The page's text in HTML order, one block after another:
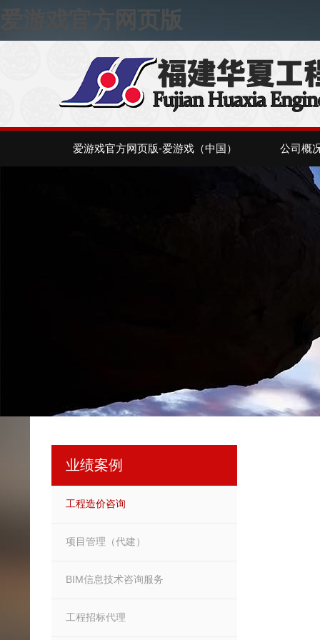
爱游戏官方网页版
爱游戏官方网页版-爱游戏（中国） 公司概
业绩案例
工程造价咨询
项目管理（代建）
BIM信息技术咨询服务
工程招标代理